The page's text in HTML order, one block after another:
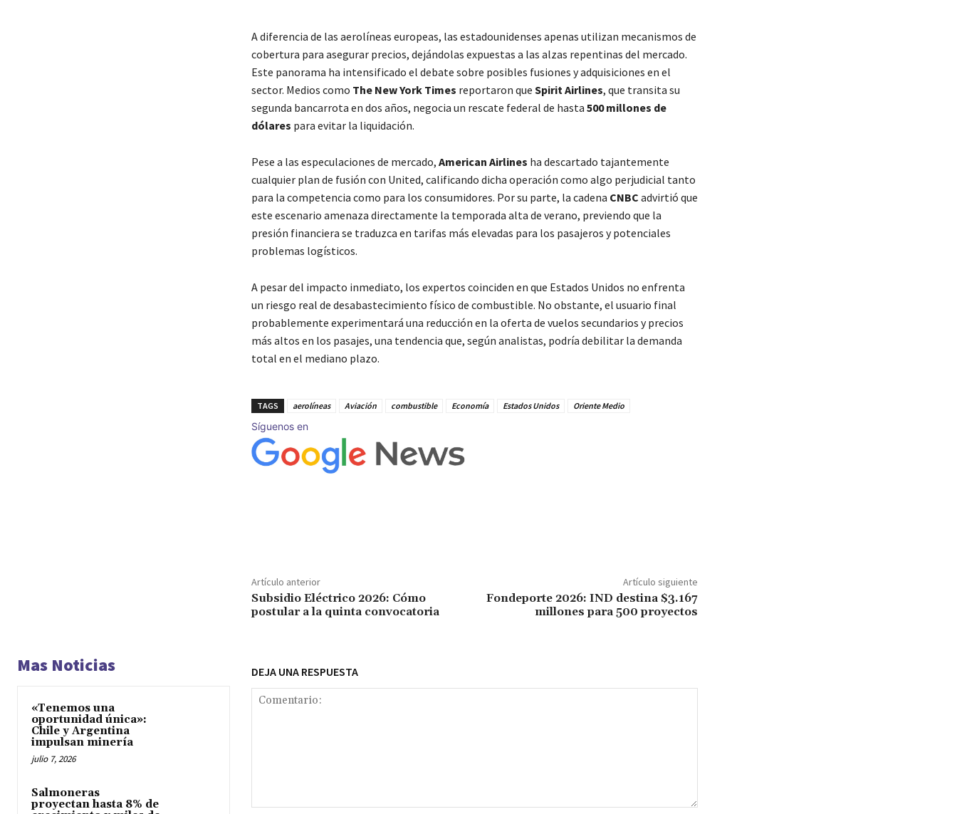
A diferencia de las aerolíneas europeas, las estadounidenses apenas utilizan mecanismos de
cobertura para asegurar precios, dejándolas expuestas a las alzas repentinas del mercado.
Este panorama ha intensificado el debate sobre posibles fusiones y adquisiciones en el
sector. Medios como The New York Times reportaron que Spirit Airlines, que transita su
segunda bancarrota en dos años, negocia un rescate federal de hasta 500 millones de
dólares para evitar la liquidación.
Pese a las especulaciones de mercado, American Airlines ha descartado tajantemente
cualquier plan de fusión con United, calificando dicha operación como algo perjudicial tanto
para la competencia como para los consumidores. Por su parte, la cadena CNBC advirtió que
este escenario amenaza directamente la temporada alta de verano, previendo que la
presión financiera se traduzca en tarifas más elevadas para los pasajeros y potenciales
problemas logísticos.
A pesar del impacto inmediato, los expertos coinciden en que Estados Unidos no enfrenta
un riesgo real de desabastecimiento físico de combustible. No obstante, el usuario final
probablemente experimentará una reducción en la oferta de vuelos secundarios y precios
más altos en los pasajes, una tendencia que, según analistas, podría debilitar la demanda
total en el mediano plazo.
TAGS aerolíneas Aviación combustible Economía Estados Unidos Oriente Medio
Síguenos en
Artículo anterior
Subsidio Eléctrico 2026: Cómo
postular a la quinta convocatoria
Artículo siguiente
Fondeporte 2026: IND destina $3.167
millones para 500 proyectos
Mas Noticias
«Tenemos una
oportunidad única»:
Chile y Argentina
impulsan minería
julio 7, 2026
Salmoneras
proyectan hasta 8% de
DEJA UNA RESPUESTA